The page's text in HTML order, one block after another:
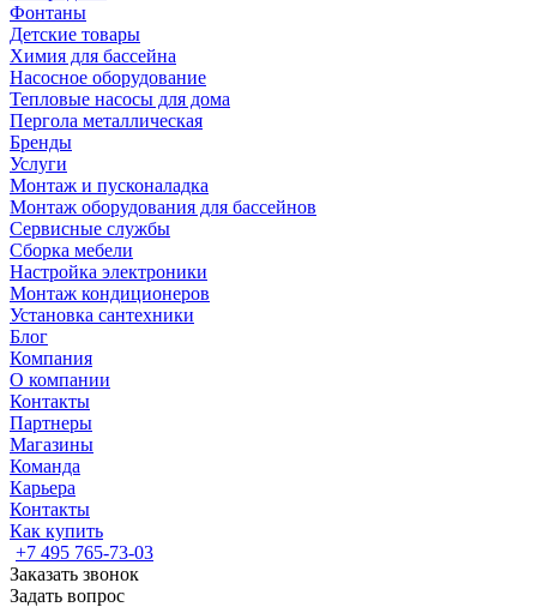
Фонтаны
Детские товары
Химия для бассейна
Насосное оборудование
Тепловые насосы для дома
Пергола металлическая
Бренды
Услуги
Монтаж и пусконаладка
Монтаж оборудования для бассейнов
Сервисные службы
Сборка мебели
Настройка электроники
Монтаж кондиционеров
Установка сантехники
Блог
Компания
О компании
Контакты
Партнеры
Магазины
Команда
Карьера
Контакты
Как купить
+7 495 765-73-03
Заказать звонок
Задать вопрос